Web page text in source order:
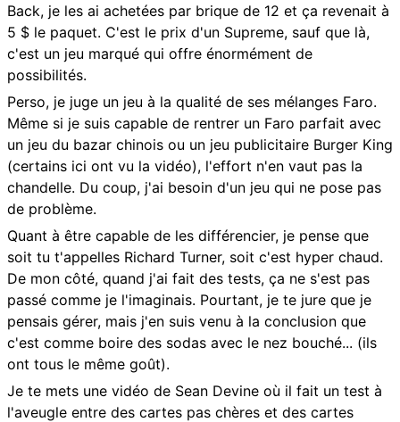
Back, je les ai achetées par brique de 12 et ça revenait à
5 $ le paquet. C'est le prix d'un Supreme, sauf que là,
c'est un jeu marqué qui offre énormément de
possibilités.
Perso, je juge un jeu à la qualité de ses mélanges Faro.
Même si je suis capable de rentrer un Faro parfait avec
un jeu du bazar chinois ou un jeu publicitaire Burger King
(certains ici ont vu la vidéo), l'effort n'en vaut pas la
chandelle. Du coup, j'ai besoin d'un jeu qui ne pose pas
de problème.
Quant à être capable de les différencier, je pense que
soit tu t'appelles Richard Turner, soit c'est hyper chaud.
De mon côté, quand j'ai fait des tests, ça ne s'est pas
passé comme je l'imaginais. Pourtant, je te jure que je
pensais gérer, mais j'en suis venu à la conclusion que
c'est comme boire des sodas avec le nez bouché... (ils
ont tous le même goût).
Je te mets une vidéo de Sean Devine où il fait un test à
l'aveugle entre des cartes pas chères et des cartes